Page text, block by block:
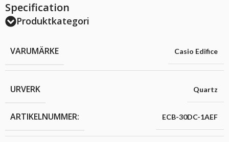
Specification
Produktkategori
VARUMÄRKE Casio Edifice
URVERK Quartz
ARTIKELNUMMER: ECB-30DC-1AEF